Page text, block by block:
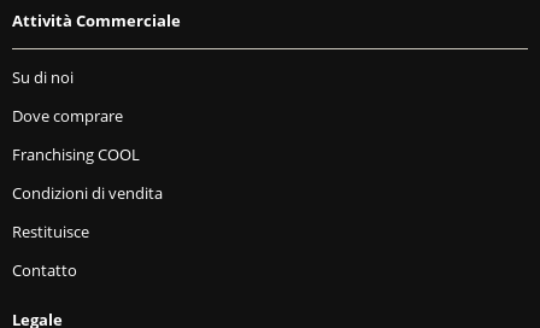
Attività Commerciale
Su di noi
Dove comprare
Franchising COOL
Condizioni di vendita
Restituisce
Contatto
Legale